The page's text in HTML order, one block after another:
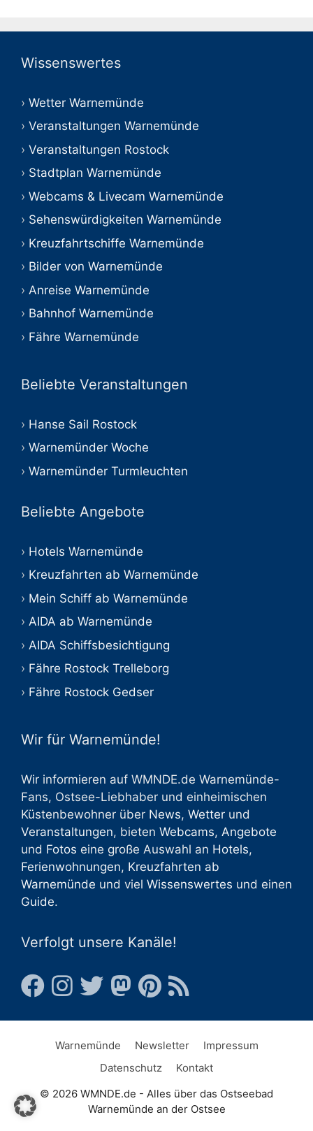
Wissenswertes
Wetter Warnemünde
Veranstaltungen Warnemünde
Veranstaltungen Rostock
Stadtplan Warnemünde
Webcams & Livecam Warnemünde
Sehenswürdigkeiten Warnemünde
Kreuzfahrtschiffe Warnemünde
Bilder von Warnemünde
Anreise Warnemünde
Bahnhof Warnemünde
Fähre Warnemünde
Beliebte Veranstaltungen
Hanse Sail Rostock
Warnemünder Woche
Warnemünder Turmleuchten
Beliebte Angebote
Hotels Warnemünde
Kreuzfahrten ab Warnemünde
Mein Schiff ab Warnemünde
AIDA ab Warnemünde
AIDA Schiffsbesichtigung
Fähre Rostock Trelleborg
Fähre Rostock Gedser
Wir für Warnemünde!
Wir informieren auf WMNDE.de Warnemünde-
Fans, Ostsee-Liebhaber und einheimischen
Küstenbewohner über News, Wetter und
Veranstaltungen, bieten Webcams, Angebote
und Fotos eine große Auswahl an Hotels,
Ferienwohnungen, Kreuzfahrten ab
Warnemünde und viel Wissenswertes und einen
Guide.
Verfolgt unsere Kanäle!
Warnemünde Newsletter
Impressum
Datenschutz
Kontakt
© 2026 WMNDE.de - Alles über das Ostseebad
Warnemünde an der Ostsee